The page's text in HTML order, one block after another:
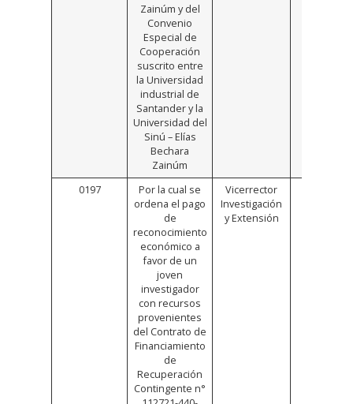
Zainúm y del
Convenio
Especial de
Cooperación
suscrito entre
la Universidad
industrial de
Santander y la
Universidad del
Sinú – Elías
Bechara
Zainúm
0197
Por la cual se
ordena el pago
de
reconocimiento
económico a
favor de un
joven
investigador
con recursos
provenientes
del Contrato de
Financiamiento
de
Recuperación
Contingente n°
Vicerrector
Investigación
y Extensión